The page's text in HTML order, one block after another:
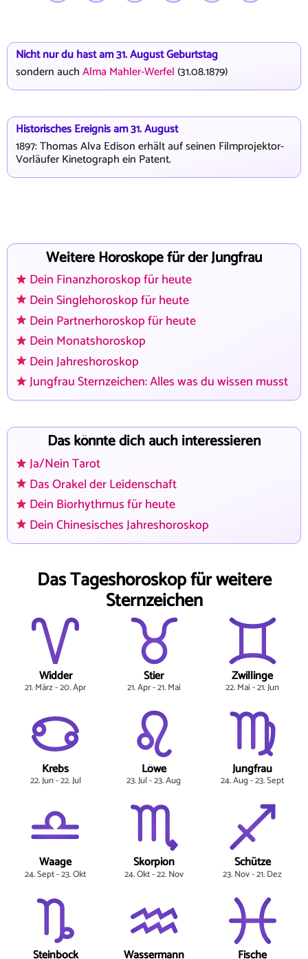
Nicht nur du hast am 31. August Geburtstag
sondern auchAlma Mahler-Werfel(31.08.1879)
Historisches Ereignis am 31. August
1897: Thomas Alva Edison erhält auf seinen Filmprojektor-
Vorläufer Kinetograph ein Patent.
Weitere Horoskope für der Jungfrau
Dein Finanzhoroskop für heute
Dein Singlehoroskop für heute
Dein Partnerhoroskop für heute
Dein Monatshoroskop
Dein Jahreshoroskop
Jungfrau Sternzeichen: Alles was du wissen musst
Das könnte dich auch interessieren
Ja/Nein Tarot
Das Orakel der Leidenschaft
Dein Biorhythmus für heute
Dein Chinesisches Jahreshoroskop
Das Tageshoroskop für weitere
Sternzeichen
Widder
21. März - 20. Apr
Stier
21. Apr - 21. Mai
Zwillinge
22. Mai - 21. Jun
Krebs
22. Jun - 22. Jul
Löwe
23. Jul - 23. Aug
Jungfrau
24. Aug - 23. Sept
Waage
24. Sept - 23. Okt
Skorpion
24. Okt - 22. Nov
Schütze
23. Nov - 21. Dez